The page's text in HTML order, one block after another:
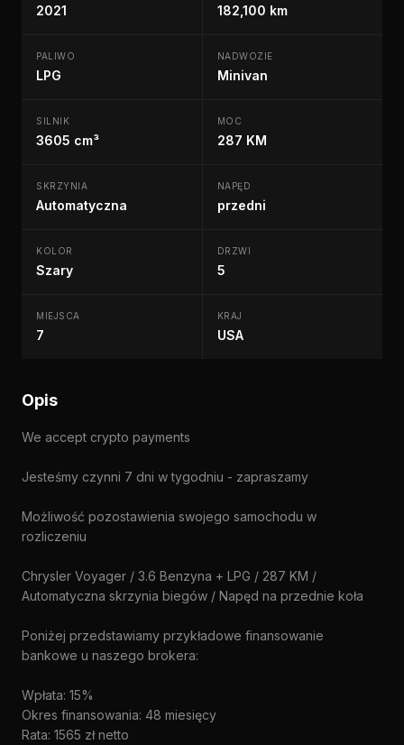
2021 182,100 km
PALIWO
LPG
NADWOZIE
Minivan
SILNIK
3605 cm³
MOC
287 KM
SKRZYNIA
Automatyczna
NAPĘD
przedni
KOLOR
Szary
DRZWI
5
MIEJSCA
7
KRAJ
USA
Opis
We accept crypto payments
Jesteśmy czynni 7 dni w tygodniu - zapraszamy
Możliwość pozostawienia swojego samochodu w
rozliczeniu
Chrysler Voyager / 3.6 Benzyna + LPG / 287 KM /
Automatyczna skrzynia biegów / Napęd na przednie koła
Poniżej przedstawiamy przykładowe finansowanie
bankowe u naszego brokera:
Wpłata: 15%
Okres finansowania: 48 miesięcy
Rata: 1565 zł netto